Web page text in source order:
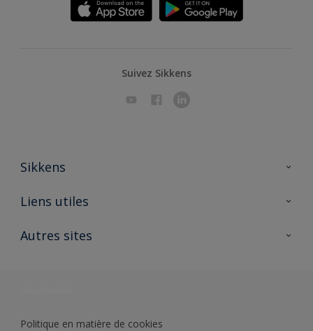
Suivez Sikkens
Sikkens
A propos de Sikkens
Liens utiles
Ouvrir un magasin PASS
Autres sites
Politique en matière de cookies